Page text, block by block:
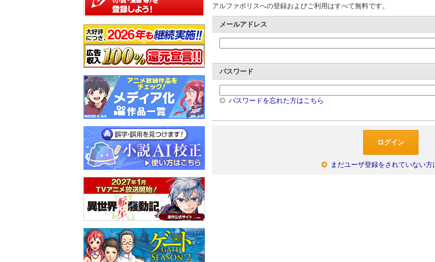
アルファポリスへの登録およびご利用はすべて無料です。
メールアドレス
パスワード
パスワードを忘れた方はこちら
まだユーザ登録をされていない方